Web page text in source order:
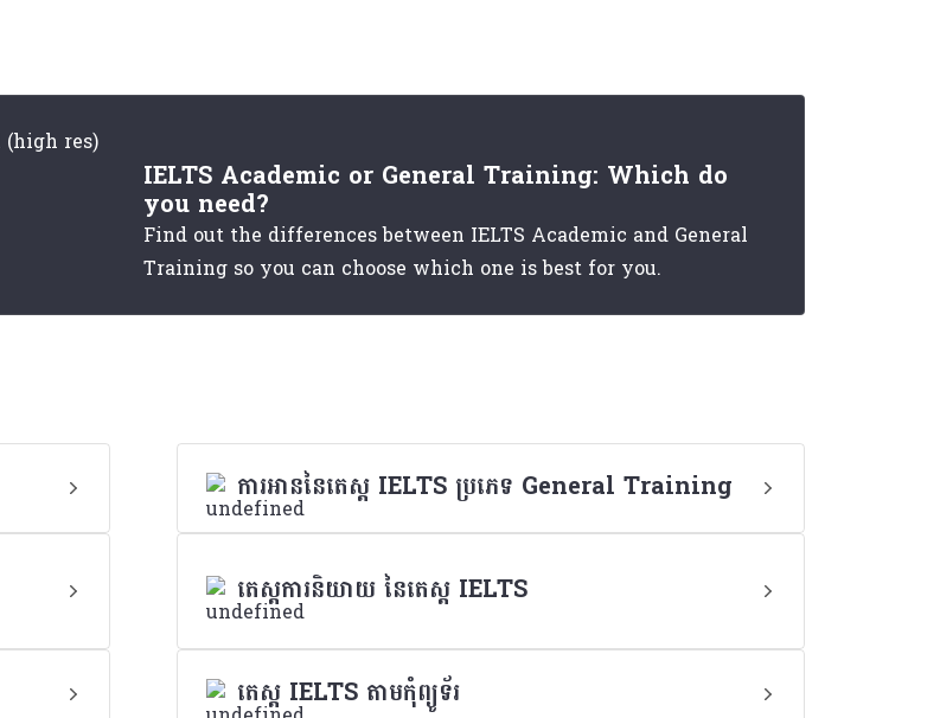
IELTS Academic or General Training: Which do
you need?
Find out the differences between IELTS Academic and General
Training so you can choose which one is best for you.
ការអាននៃតេស្ត IELTS ប្រភេទ General Training
តេស្តការនិយាយ នៃតេស្ត IELTS
តេស្ត IELTS តាមកុំព្យូទ័រ